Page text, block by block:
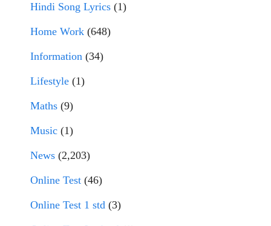
Hindi Song Lyrics (1)
Home Work (648)
Information (34)
Lifestyle (1)
Maths (9)
Music (1)
News (2,203)
Online Test (46)
Online Test 1 std (3)